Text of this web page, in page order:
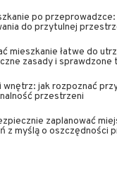
po
do przytulnej
mieszkanie łatwe do
zasady i sprawdzone
wnętrz: jak rozpoznać
przestrzeni
zaplanować
z myślą o oszczędności